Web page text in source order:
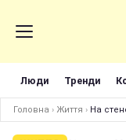
Люди Тренди
Головна › Життя › На